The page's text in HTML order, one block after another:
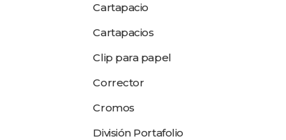
Cartapacio
Cartapacios
Clip para papel
Corrector
Cromos
División Portafolio